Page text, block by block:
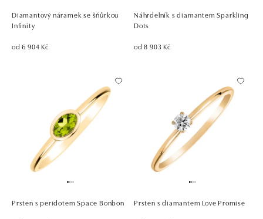
Diamantový náramek se šňůrkou
Infinity
od 6 904 Kč
Náhrdelník s diamantem Sparkling
Dots
od 8 903 Kč
Prsten s peridotem Space Bonbon Prsten s diamantem Love Promise